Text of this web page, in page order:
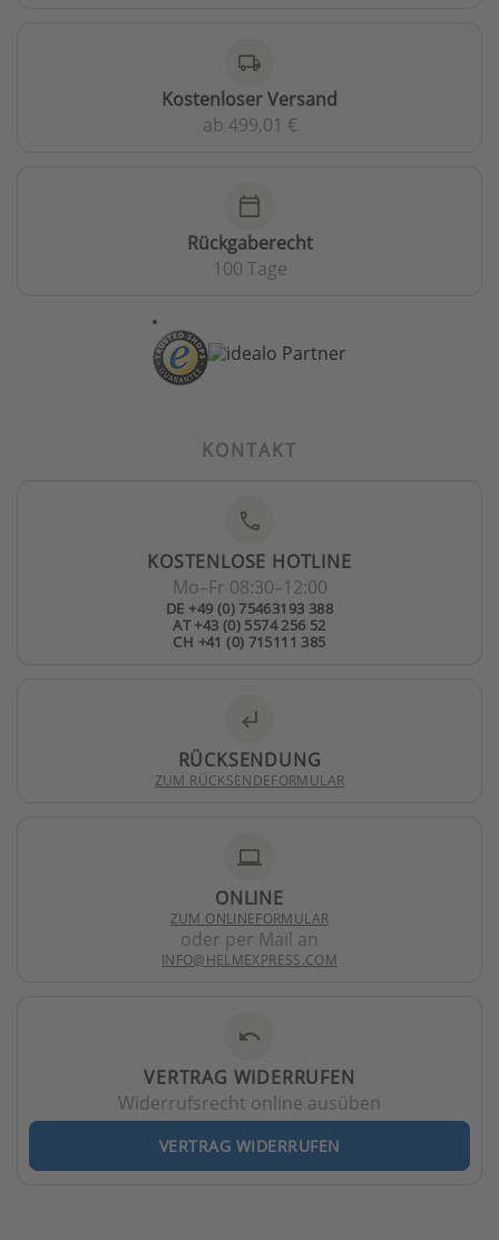
local_shipping
Kostenloser Versand
ab 499,01 €
calendar_today
Rückgaberecht
100 Tage
KONTAKT
phone
KOSTENLOSE HOTLINE
Mo–Fr 08:30–12:00
DE +49 (0) 75463193 388
AT +43 (0) 5574 256 52
CH +41 (0) 715111 385
subdirectory_arrow_left
RÜCKSENDUNG
ZUM RÜCKSENDEFORMULAR
laptop
ONLINE
ZUM ONLINEFORMULAR
oder per Mail an
INFO@HELMEXPRESS.COM
undo
VERTRAG WIDERRUFEN
Widerrufsrecht online ausüben
VERTRAG WIDERRUFEN